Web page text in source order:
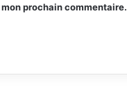
prochain commentaire.